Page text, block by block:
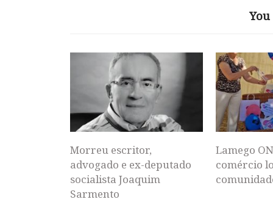
Morreu escritor,
advogado e ex-deputado
socialista Joaquim
Sarmento
Lamego
comércio